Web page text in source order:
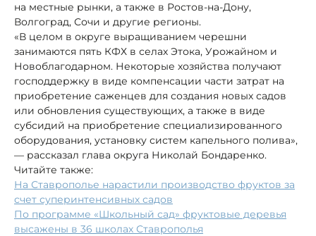
на местные рынки, а также в Ростов-на-Дону,
Волгоград, Сочи и другие регионы.
«В целом в округе выращиванием черешни
занимаются пять КФХ в селах Этока, Урожайном и
Новоблагодарном. Некоторые хозяйства получают
господдержку в виде компенсации части затрат на
приобретение саженцев для создания новых садов
или обновления существующих, а также в виде
субсидий на приобретение специализированного
оборудования, установку систем капельного полива»,
— рассказал глава округа Николай Бондаренко.
Читайте также:
На Ставрополье нарастили производство фруктов за
счет суперинтенсивных садов
По программе «Школьный сад» фруктовые деревья
высажены в 36 школах Ставрополья